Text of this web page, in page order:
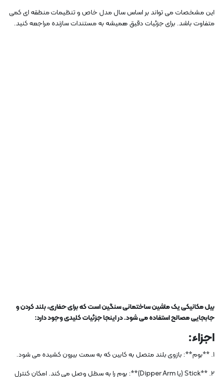
این مشخصات می تواند بر اساس سال مدل خاص و تنظیمات منطقه ای کمی
متفاوت باشد. برای جزئیات دقیق همیشه به مستندات سازنده مراجعه کنید.
بیل مکانیکی یک ماشین ساختمانی سنگین است که برای حفاری، بلند کردن و
جابجایی مصالح استفاده می شود. در اینجا جزئیات کلیدی وجود دارد:
اجزاء:
1. **بوم**: بازوی بلند متصل به کابین که به سمت بیرون کشیده می شود.
2. **Stick (یا Dipper Arm)**: بوم را به سطل وصل می کند. امکان کنترل